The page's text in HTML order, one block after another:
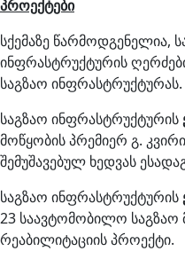
პროექტები
სქემაზე წარმოდგენელია,
ინფრასტრუქტურის
საგზაო ინფრასტრუქტურას.
საგზაო ინფრასტრუქტურის
მოწყობის პრემიერ გ.
შემუშავებულ ხედვას
საგზაო ინფრასტრუქტურის
23 საავტომობილო საგზაო
რეაბილიტაციის პროექტი.